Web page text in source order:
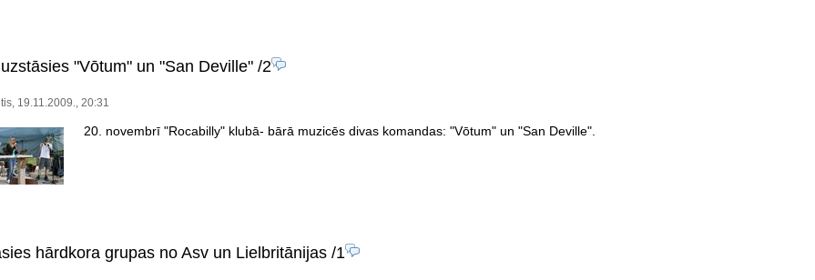
"Vōtum" un "San Deville"/2
19.11.2009., 20:31
20. novembrī "Rocabilly" klubā- bārā muzicēs divas komandas: "Vōtum" un "San Deville".
hārdkora grupas no Asv un Lielbritānijas/1